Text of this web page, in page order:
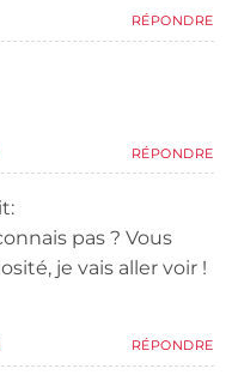
RÉPONDRE
RÉPONDRE
pas ? Vous
je vais aller voir !
RÉPONDRE